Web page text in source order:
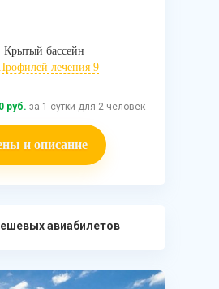
Крытый бассейн
лечения 9
руб. за 1 сутки для 2 человек
и описание
авиабилетов